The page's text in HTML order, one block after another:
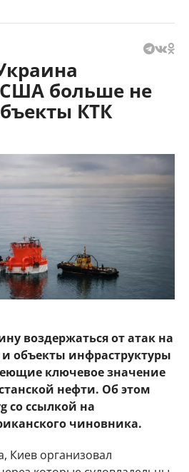
больше не
КТК
воздержаться от атак на
объекты инфраструктуры
ключевое значение
нефти. Об этом
со ссылкой на
чиновника.
Киев организовал